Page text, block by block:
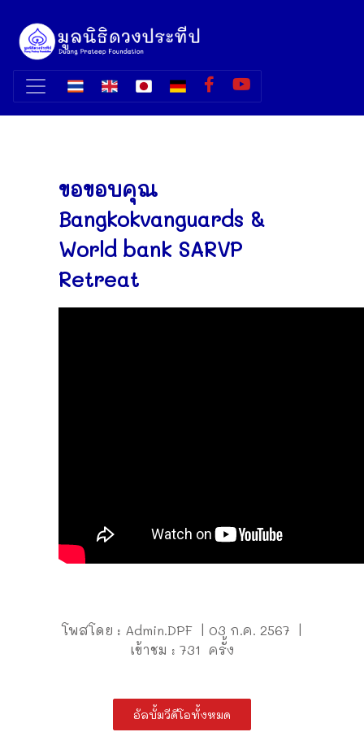
ขอขอบคุณ
Bangkokvanguards &
World bank SARVP
Retreat
โพสโดย : Admin.DPF | 03 ก.ค. 2567 |
เข้าชม : 731 ครั้ง
อัลบั้มวีดีโอทั้งหมด